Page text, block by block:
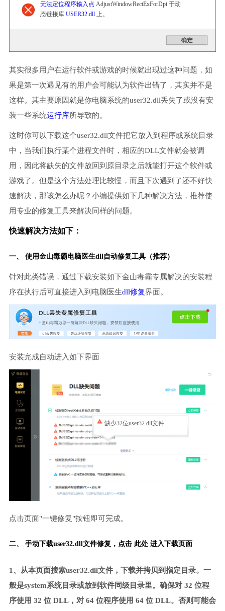
无法定位程序输入点 AdjustWindowRectExForDpi 于动
态链接库 USER32.dll上。
其实很多用户在运行软件或游戏的时候就出现过这种问题，如
果是第一次遇见有的用户会可能认为软件出错了，其实并不是
这样。其主要原因就是你电脑系统的user32.dll丢失了或没有安
装一些系统运行库所导致的。
这时你可以下载这个user32.dll文件把它放入到程序或系统目录
中，当我们执行某个进程文件时，相应的DLL文件就会被调
用，因此将缺失的文件放回到原目录之后就能打开这个软件或
游戏了。但是这个方法处理比较慢，而且下次遇到了还不好快
速解决，那该怎么办呢？小编提供如下几种解决方法，推荐使
用专业的修复工具来解决同样的问题。
快速解决方法如下：
一、 使用金山毒霸电脑医生dll自动修复工具（推荐）
针对此类错误，通过下载安装如下金山毒霸专属解决的安装程
序在执行后可直接进入到电脑医生dll修复界面。
安装完成自动进入如下界面
缺少32位user32.dll文件
点击页面"一键修复"按钮即可完成。
二、 手动下载user32.dll文件修复， 点击 此处 进入下载页面
1、从本页面搜索user32.dll文件，下载并拷贝到指定目录。一
般是system系统目录或放到软件同级目录里。确保对 32 位程
序使用 32 位 DLL，对 64 位程序使用 64 位 DLL。否则可能会